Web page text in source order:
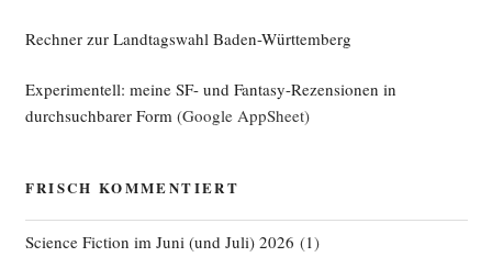
Rechner zur Landtagswahl Baden-Württemberg
Experimentell: meine SF- und Fantasy-Rezensionen in
durchsuchbarer Form(Google AppSheet)
FRISCH KOMMENTIERT
Science Fiction im Juni (und Juli) 2026 (1)